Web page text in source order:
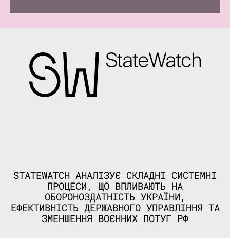
STATEWATCH АНАЛІЗУЄ СКЛАДНІ СИСТЕМНІ
ПРОЦЕСИ, ЩО ВПЛИВАЮТЬ НА
ОБОРОНОЗДАТНІСТЬ УКРАЇНИ,
ЕФЕКТИВНІСТЬ ДЕРЖАВНОГО УПРАВЛІННЯ ТА
ЗМЕНШЕННЯ ВОЄННИХ ПОТУГ РФ